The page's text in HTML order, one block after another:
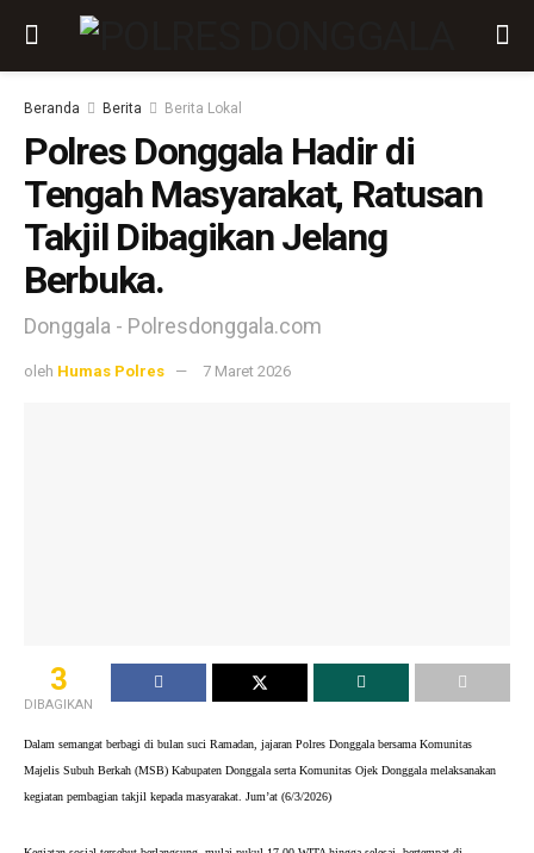
Beranda Berita Berita Lokal
Polres Donggala Hadir di
Tengah Masyarakat, Ratusan
Takjil Dibagikan Jelang
Berbuka.
Donggala - Polresdonggala.com
oleh Humas Polres 7 Maret 2026
3
DIBAGIKAN
Dalam semangat berbagi di bulan suci Ramadan, jajaran Polres Donggala bersama Komunitas
Majelis Subuh Berkah (MSB) Kabupaten Donggala serta Komunitas Ojek Donggala melaksanakan
kegiatan pembagian takjil kepada masyarakat. Jum’at (6/3/2026)